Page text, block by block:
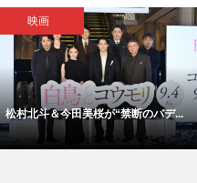
映画
松村北斗＆今田美桜が“禁断のバデ...